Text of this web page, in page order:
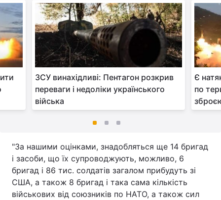
ЗСУ винахідливі: Пентагон розкрив
переваги і недоліки українського
війська
Є
по
"За нашими оцінками, знадобляться ще 14 бригад
і засоби, що їх супроводжують, можливо, 6
бригад і 86 тис. солдатів загалом прибудуть зі
США, а також 8 бригад і така сама кількість
військових від союзників по НАТО, а також сил